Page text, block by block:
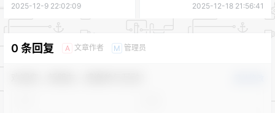
2025-12-9 22:02:09 2025-12-18 21:56:41
0 条回复 A 文章作者 M 管理员